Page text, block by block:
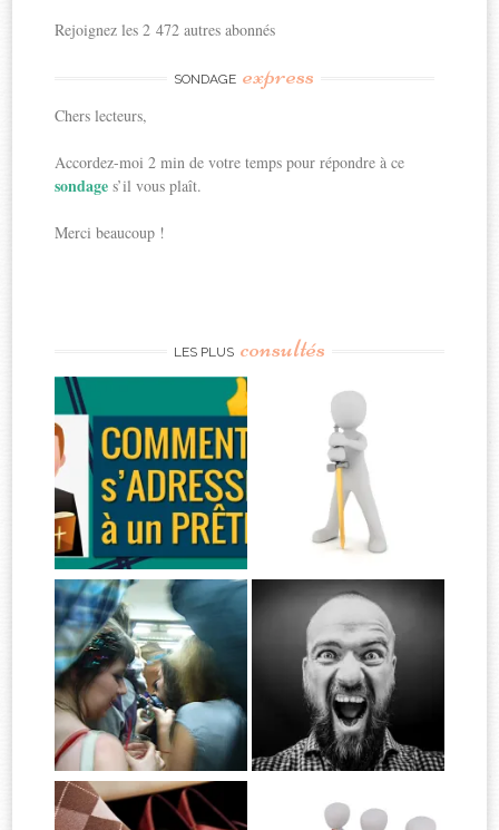
Rejoignez les 2 472 autres abonnés
SONDAGE express
Chers lecteurs,
Accordez-moi 2 min de votre temps pour répondre à ce
sondages’il vous plaît.
Merci beaucoup !
LES PLUS consultés